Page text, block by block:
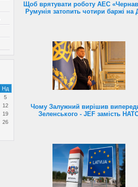
Нд
5
12
19
26
Щоб врятувати роботу АЕС
Румунія затопить чотири баржі на
Чому Залужний вирішив
Зеленського - JEF замість